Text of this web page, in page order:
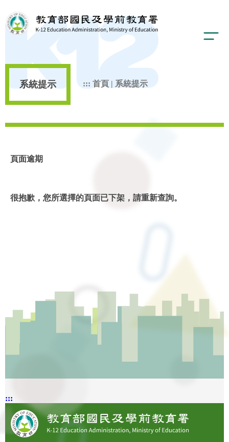
系統提示 ::: 首頁 | 系統提示
頁面逾期
很抱歉，您所選擇的頁面已下架，請重新查詢。
:::